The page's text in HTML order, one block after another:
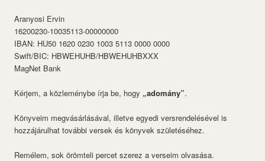
Aranyosi Ervin
16200230-10035113-00000000
IBAN: HU50 1620 0230 1003 5113 0000 0000
Swift/BIC: HBWEHUHB/HBWEHUHBXXX
MagNet Bank
Kérjem, a közleménybe írja be, hogy „adomány”.
Könyveim megvásárlásával, illetve egyedi versrendelésével is
hozzájárulhat további versek és könyvek születéséhez.
Remélem, sok örömteli percet szerez a verseim olvasása.